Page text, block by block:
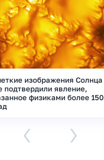
изображения Солнца
подтвердили явление,
физиками более 150
‹ ›